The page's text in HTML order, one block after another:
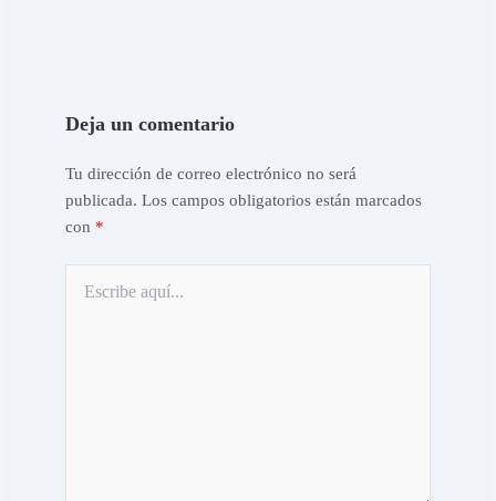
Deja un comentario
Tu dirección de correo electrónico no será
publicada. Los campos obligatorios están marcados
con *
aquí...